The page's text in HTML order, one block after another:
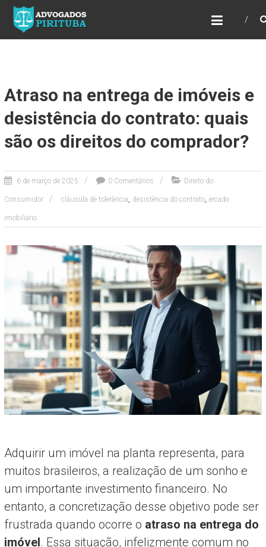
ADVOGADOS PIRITUBA
Precisando de advogado? Entre em contato!
Fazemos toda a assessoria que você
Atraso na entrega de imóveis e
desistência do contrato: quais
são os direitos do comprador?
6 de março de 2025 0 Comentários Direito do
Consumidor cláusula de tolerância, desistência do contrato, ercado
imobiliário
Adquirir um imóvel na planta representa, para
muitos brasileiros, a realização de um sonho e
um importante investimento financeiro. No
entanto, a concretização desse objetivo pode ser
frustrada quando ocorre o atraso na entrega do
imóvel. Essa situação, infelizmente comum no